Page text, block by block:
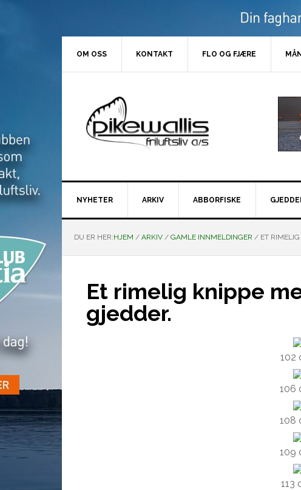
OM OSS KONTAKT FLO OG FJÆRE
NYHETER ARKIV ABBORFISKE
DU ER HER:HJEM / ARKIV / GAMLE INNMELDINGER / ET
Et rimelig knippe
gjedder.
102
106
108
109
113